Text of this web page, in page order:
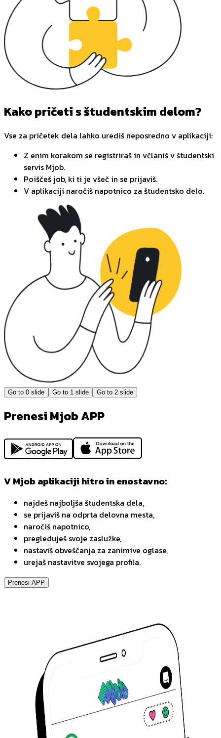
Kako pričeti s študentskim delom?
Vse za pričetek dela lahko urediš neposredno v aplikaciji:
Z enim korakom se registriraš in včlaniš v študentski
servis Mjob.
Poiščeš job, ki ti je všeč in se prijaviš.
V aplikaciji naročiš napotnico za študentsko delo.
Go to 0 slide Go to 1 slide Go to 2 slide
Prenesi Mjob APP
V Mjob aplikaciji hitro in enostavno:
najdeš najboljša študentska dela,
se prijaviš na odprta delovna mesta,
naročiš napotnico,
pregleduješ svoje zaslužke,
nastaviš obveščanja za zanimive oglase,
urejaš nastavitve svojega profila.
Prenesi APP